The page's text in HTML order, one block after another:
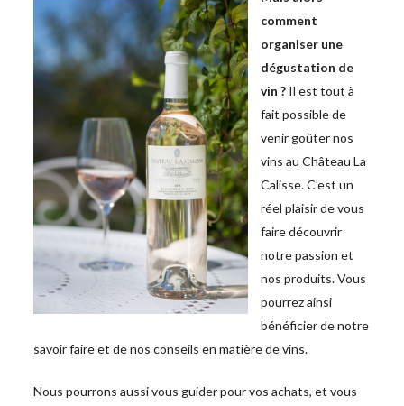
comment
organiser une
dégustation de
vin ? Il est tout à
fait possible de
venir goûter nos
vins au Château La
Calisse. C’est un
réel plaisir de vous
faire découvrir
notre passion et
nos produits. Vous
pourrez ainsi
bénéficier de notre
savoir faire et de nos conseils en matière de vins.
Nous pourrons aussi vous guider pour vos achats, et vous